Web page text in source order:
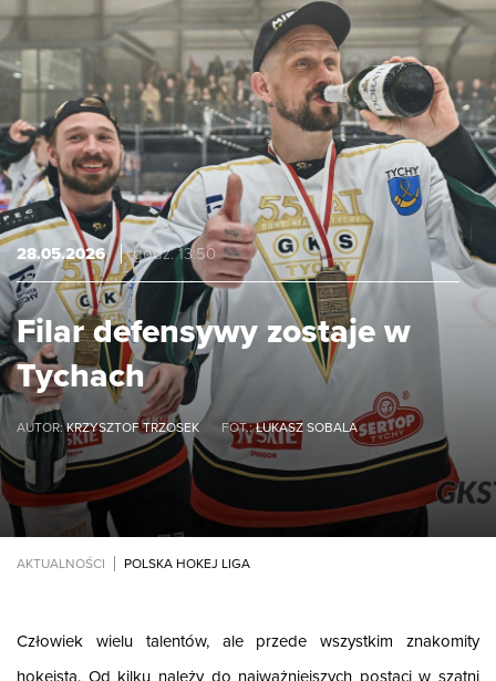
28.05.2026 godz. 13:50
Filar defensywy zostaje w
Tychach
AUTOR:KRZYSZTOF TRZOSEK FOT.:ŁUKASZ SOBALA
AKTUALNOŚCI POLSKA HOKEJ LIGA
Człowiek wielu talentów, ale przede wszystkim znakomity
hokeista. Od kilku należy do najważniejszych postaci w szatni